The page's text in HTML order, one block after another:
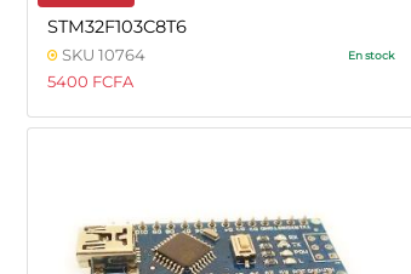
STM32F103C8T6
SKU 10764 En stock
5400 FCFA